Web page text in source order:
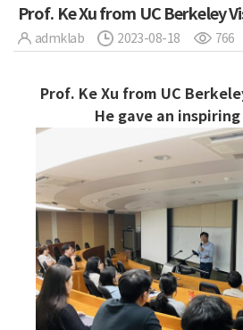
Prof. Ke Xu from UC Berkeley
admklab 2023-08-18 766
Prof. Ke Xu from UC
He gave an